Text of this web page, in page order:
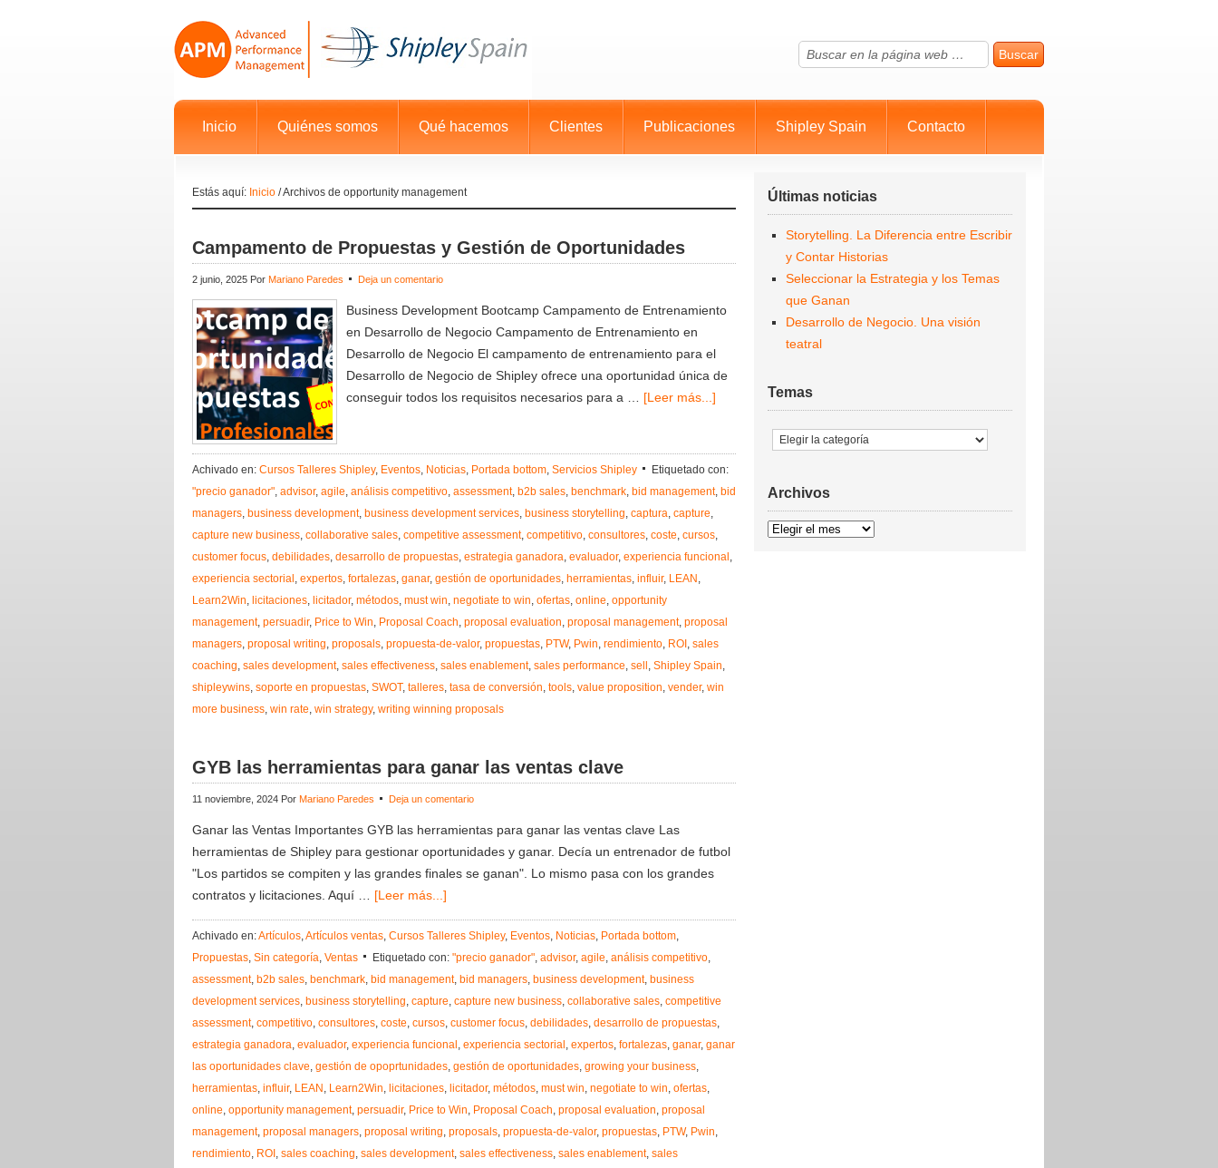
Inicio Quiénes somos Qué hacemos Clientes Publicaciones Shipley Spain Contacto
Estás aquí: Inicio /Archivos de opportunity management
Campamento de Propuestas y Gestión de Oportunidades
2 junio, 2025 Por Mariano Paredes Deja un comentario
Business Development Bootcamp Campamento de Entrenamiento
en Desarrollo de Negocio Campamento de Entrenamiento en
Desarrollo de Negocio El campamento de entrenamiento para el
Desarrollo de Negocio de Shipley ofrece una oportunidad única de
conseguir todos los requisitos necesarios para a … [Leer más...]
Achivado en: Cursos Talleres Shipley, Eventos, Noticias, Portada bottom, Servicios Shipley
Etiquetado con:
"precio ganador", advisor, agile, análisis competitivo, assessment, b2b sales, benchmark, bid management, bid
managers, business development, business development services, business storytelling, captura, capture,
capture new business, collaborative sales, competitive assessment, competitivo, consultores, coste, cursos,
customer focus, debilidades, desarrollo de propuestas, estrategia ganadora, evaluador, experiencia funcional ,
experiencia sectorial , expertos, fortalezas, ganar, gestión de oportunidades, herramientas, influir, LEAN ,
Learn2Win, licitaciones, licitador, métodos, must win, negotiate to win, ofertas, online, opportunity
management, persuadir, Price to Win, Proposal Coach, proposal evaluation, proposal management, proposal
managers, proposal writing, proposals, propuesta-de-valor, propuestas, PTW, Pwin, rendimiento, ROI , sales
coaching, sales development, sales effectiveness, sales enablement, sales performance, sell , Shipley Spain,
shipleywins, soporte en propuestas, SWOT, talleres, tasa de conversión, tools, value proposition, vender, win
more business, win rate, win strategy, writing winning proposals
GYB las herramientas para ganar las ventas clave
11 noviembre, 2024 Por Mariano Paredes Deja un comentario
Ganar las Ventas Importantes GYB las herramientas para ganar las ventas clave Las
herramientas de Shipley para gestionar oportunidades y ganar. Decía un entrenador de futbol
"Los partidos se compiten y las grandes finales se ganan". Lo mismo pasa con los grandes
contratos y licitaciones. Aquí … [Leer más...]
Achivado en:Artículos,Artículos ventas, Cursos Talleres Shipley, Eventos, Noticias, Portada bottom,
Propuestas, Sin categoría, Ventas Etiquetado con: "precio ganador", advisor, agile, análisis competitivo,
assessment, b2b sales, benchmark, bid management, bid managers, business development, business
development services, business storytelling, capture, capture new business, collaborative sales, competitive
assessment, competitivo, consultores, coste, cursos, customer focus, debilidades, desarrollo de propuestas,
estrategia ganadora, evaluador, experiencia funcional , experiencia sectorial , expertos, fortalezas, ganar, ganar
las oportunidades clave, gestión de opoprtunidades, gestión de oportunidades, growing your business,
herramientas, influir, LEAN , Learn2Win, licitaciones, licitador, métodos, must win, negotiate to win, ofertas,
online, opportunity management, persuadir, Price to Win, Proposal Coach, proposal evaluation, proposal
management, proposal managers, proposal writing, proposals, propuesta-de-valor, propuestas, PTW, Pwin,
rendimiento, ROI , sales coaching, sales development, sales effectiveness, sales enablement, sales
Últimas noticias
Storytelling. La Diferencia entre Escribir
y Contar Historias
Seleccionar la Estrategia y los Temas
que Ganan
Desarrollo de Negocio. Una visión
teatral
Temas
Temas
Archivos
Archivos